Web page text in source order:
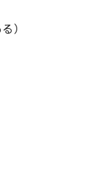
）